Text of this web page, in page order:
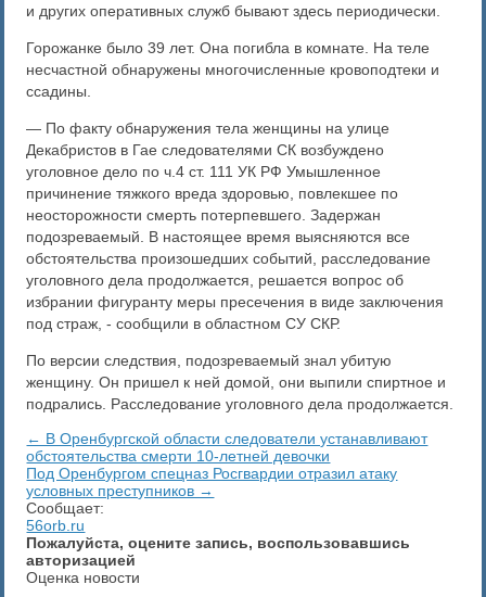
и других оперативных служб бывают здесь периодически.
Горожанке было 39 лет. Она погибла в комнате. На теле
несчастной обнаружены многочисленные кровоподтеки и
ссадины.
— По факту обнаружения тела женщины на улице
Декабристов в Гае следователями СК возбуждено
уголовное дело по ч.4 ст. 111 УК РФ Умышленное
причинение тяжкого вреда здоровью, повлекшее по
неосторожности смерть потерпевшего. Задержан
подозреваемый. В настоящее время выясняются все
обстоятельства произошедших событий, расследование
уголовного дела продолжается, решается вопрос об
избрании фигуранту меры пресечения в виде заключения
под страж, - сообщили в областном СУ СКР.
По версии следствия, подозреваемый знал убитую
женщину. Он пришел к ней домой, они выпили спиртное и
подрались. Расследование уголовного дела продолжается.
← В Оренбургской области следователи устанавливают
обстоятельства смерти 10-летней девочки
​Под Оренбургом спецназ Росгвардии отразил атаку
условных преступников →
Сообщает:
56orb.ru
Пожалуйста, оцените запись, воспользовавшись
авторизацией
Оценка новости